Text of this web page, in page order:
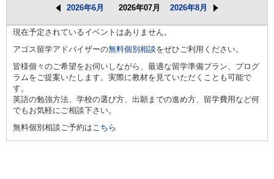
2026年6月 2026年07月 2026年8月
現在予定されているイベントはありません。
アゴス留学アドバイザーの無料個別相談をぜひご利用ください。
皆様個々のご希望をお伺いしながら、最適な留学準備プラン、プログ
ラムをご提案いたします。実際に教材を見ていただくことも可能で
す。
英語の勉強方法、学校の選び方、出願までの進め方、留学費用など何
でもお気軽にご相談下さい。
無料個別相談ご予約はこちら